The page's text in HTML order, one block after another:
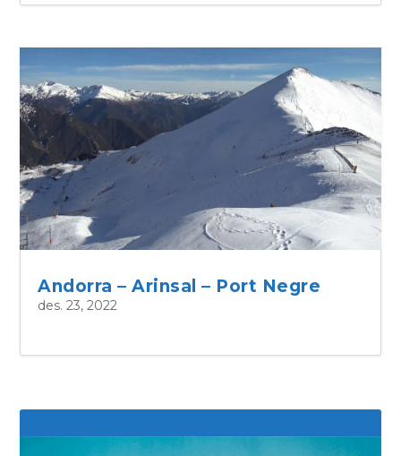
Andorra – Arinsal – Port Negre
des. 23, 2022